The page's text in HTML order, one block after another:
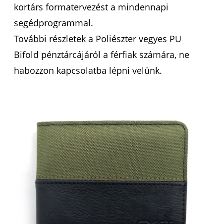
kortárs formatervezést a mindennapi
segédprogrammal.
További részletek a Poliészter vegyes PU
Bifold pénztárcájáról a férfiak számára, ne
habozzon kapcsolatba lépni velünk.